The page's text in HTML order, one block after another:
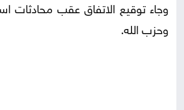
وجاء توقيع الاتفاق عقب محادثات
وحزب الله.